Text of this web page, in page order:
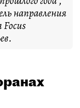
направления